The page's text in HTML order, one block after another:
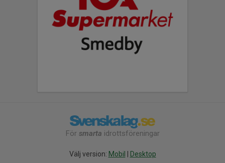
För smarta idrottsföreningar
Välj version: Mobil Desktop